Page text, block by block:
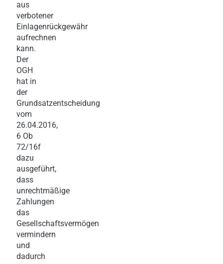
aus
verbotener
Einlagenrückgewähr
aufrechnen
kann.
Der
OGH
hat in
der
Grundsatzentscheidung
vom
26.04.2016,
6 Ob
72/16f
dazu
ausgeführt,
dass
unrechtmäßige
Zahlungen
das
Gesellschaftsvermögen
vermindern
und
dadurch